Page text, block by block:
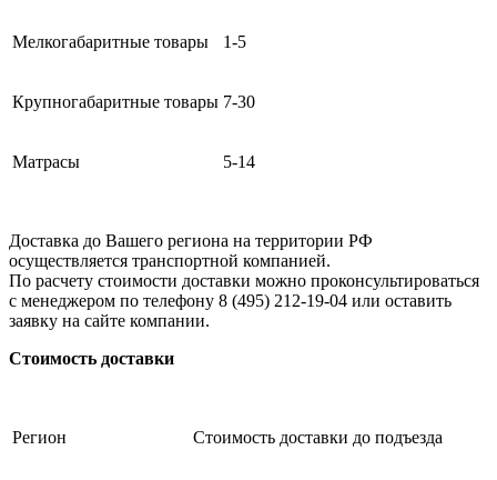
Мелкогабаритные товары 1-5
Крупногабаритные товары 7-30
Матрасы 5-14
Доставка до Вашего региона на территории РФ
осуществляется транспортной компанией.
По расчету стоимости доставки можно проконсультироваться
с менеджером по телефону 8 (495) 212-19-04 или оставить
заявку на сайте компании.
Стоимость доставки
Регион Стоимость доставки до подъезда